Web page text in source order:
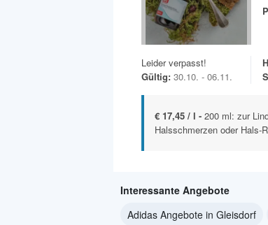
Leider verpasst!
Gültig: 30.10. - 06.11.
€ 17,45 / l - 200 ml: zur
Halsschmerzen oder Hals-
Interessante Angebote
Adidas Angebote in Gleisdorf